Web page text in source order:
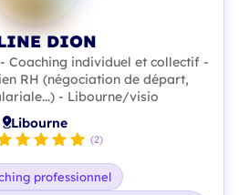
DION
Coaching individuel et collectif -
RH (négociation de départ,
- Libourne/visio
Libourne
(2)
professionnel